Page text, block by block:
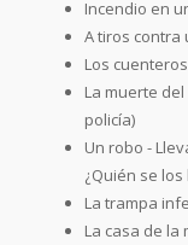
Incendio en
A tiros contra
Los
La muerte
policía)
Un robo -
¿Quién se
La trampa
La casa de la